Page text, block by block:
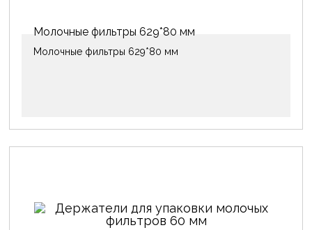
Молочные фильтры 629*80 мм
Молочные фильтры 629*80 мм